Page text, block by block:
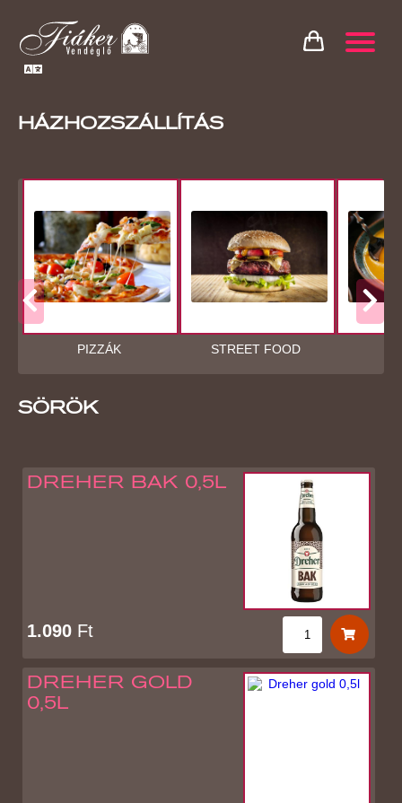
HÁZHOZSZÁLLÍTÁS
PIZZÁK STREET FOOD
SÖRÖK
DREHER BAK 0,5L
1.090 Ft
DREHER GOLD
0,5L